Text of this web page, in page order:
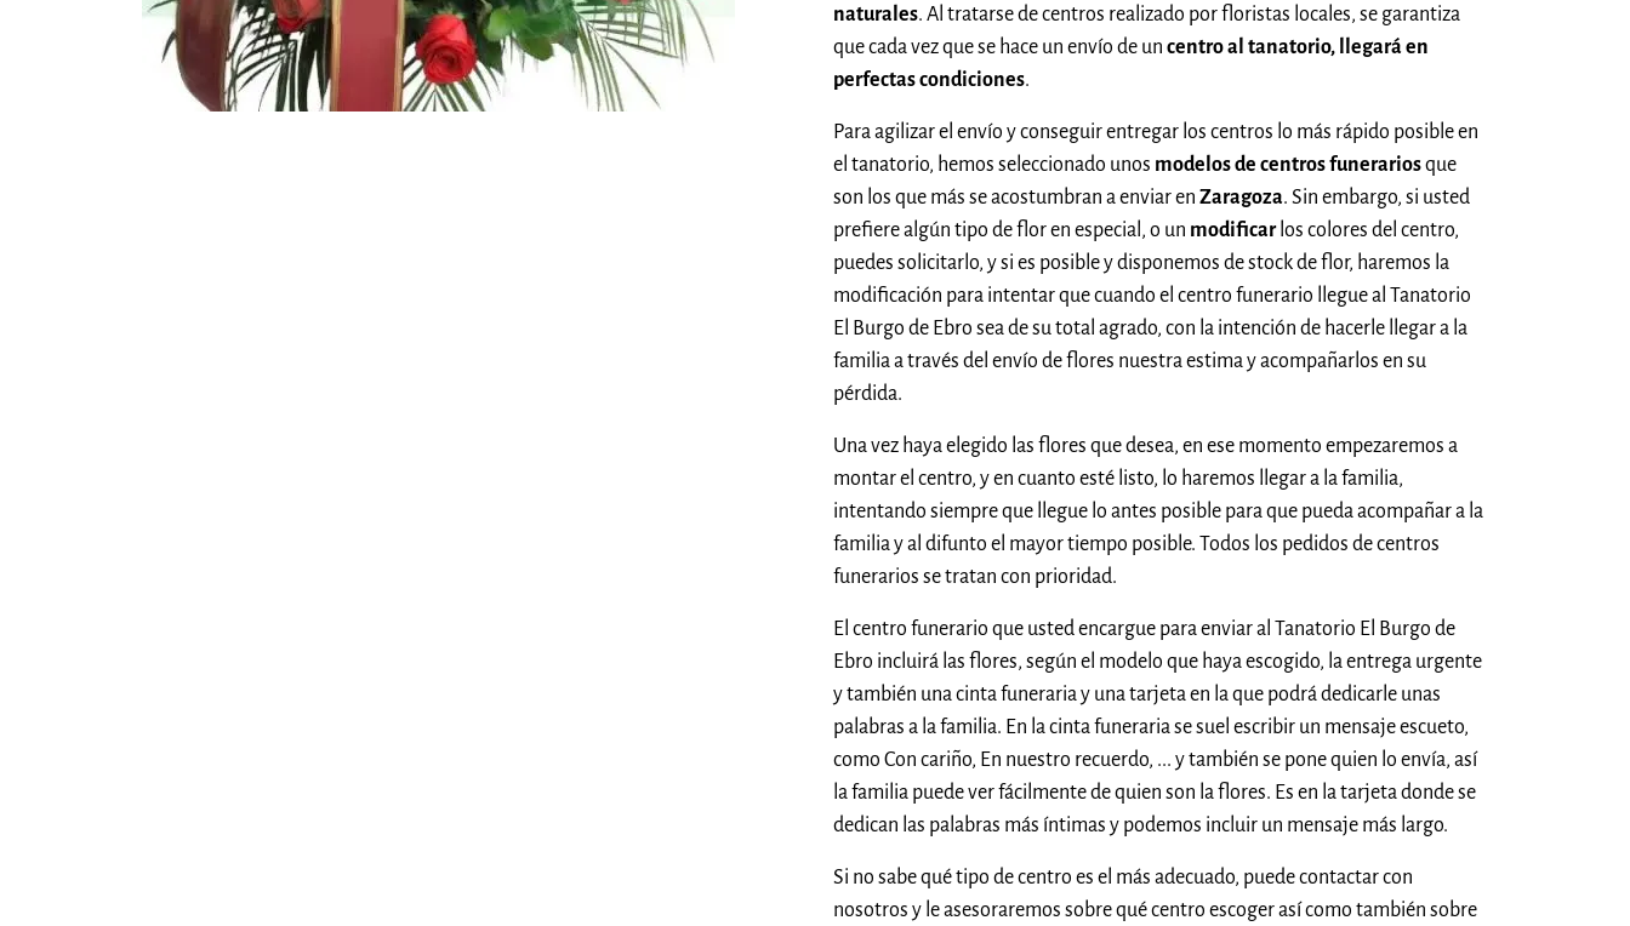
naturales. Al tratarse de centros realizado por floristas locales, se garantiza
que cada vez que se hace un envío de un centro al tanatorio, llegará en
perfectas condiciones.
Para agilizar el envío y conseguir entregar los centros lo más rápido posible en
el tanatorio, hemos seleccionado unos modelos de centros funerariosque
son los que más se acostumbran a enviar en Zaragoza. Sin embargo, si usted
prefiere algún tipo de flor en especial, o un modificarlos colores del centro,
puedes solicitarlo, y si es posible y disponemos de stock de flor, haremos la
modificación para intentar que cuando el centro funerario llegue al Tanatorio
El Burgo de Ebro sea de su total agrado, con la intención de hacerle llegar a la
familia a través del envío de flores nuestra estima y acompañarlos en su
pérdida.
Una vez haya elegido las flores que desea, en ese momento empezaremos a
montar el centro, y en cuanto esté listo, lo haremos llegar a la familia,
intentando siempre que llegue lo antes posible para que pueda acompañar a la
familia y al difunto el mayor tiempo posible. Todos los pedidos de centros
funerarios se tratan con prioridad.
El centro funerario que usted encargue para enviar al Tanatorio El Burgo de
Ebro incluirá las flores, según el modelo que haya escogido, la entrega urgente
y también una cinta funeraria y una tarjeta en la que podrá dedicarle unas
palabras a la familia. En la cinta funeraria se suel escribir un mensaje escueto,
como Con cariño, En nuestro recuerdo, ... y también se pone quien lo envía, así
la familia puede ver fácilmente de quien son la flores. Es en la tarjeta donde se
dedican las palabras más íntimas y podemos incluir un mensaje más largo.
Si no sabe qué tipo de centro es el más adecuado, puede contactar con
nosotros y le asesoraremos sobre qué centro escoger así como también sobre